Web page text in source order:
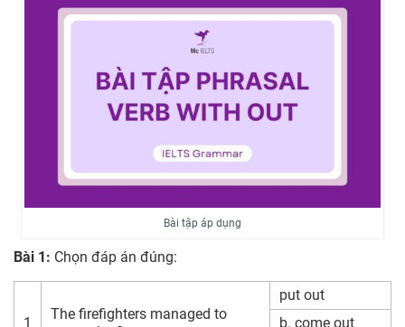
Bài tập áp dụng
Bài 1: Chọn đáp án đúng:
1
The firefighters managed to
put out
b. come out